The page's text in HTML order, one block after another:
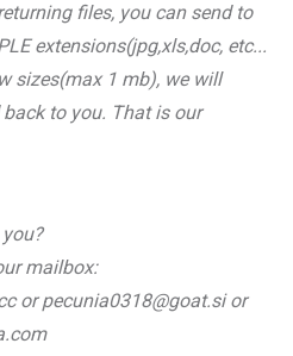
files, you can send to
extensions(jpg,xls,doc, etc...
sizes(max 1 mb), we will
to you. That is our
mailbox:
or pecunia0318@goat.si or